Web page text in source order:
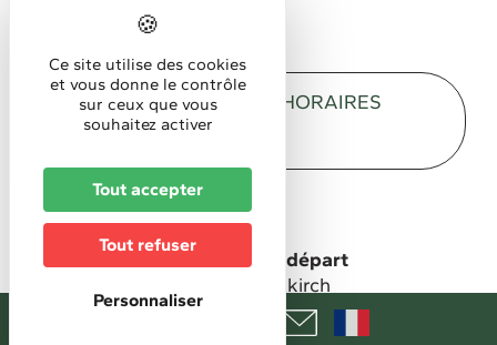
De 19:00 à 23:59
DESCRIPTION
HORAIRES
Description
Lieu de la manifestation/de départ
Place de la Halle au blé à Altkirch
Ce site utilise des cookies
et vous donne le contrôle
sur ceux que vous
souhaitez activer
Tout accepter
Tout refuser
Personnaliser